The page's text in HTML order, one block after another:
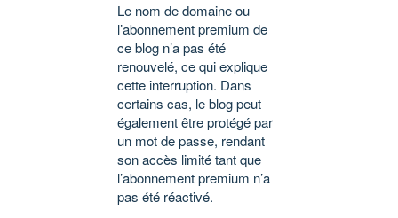
Le nom de domaine ou
l’abonnement premium de
ce blog n’a pas été
renouvelé, ce qui explique
cette interruption. Dans
certains cas, le blog peut
également être protégé par
un mot de passe, rendant
son accès limité tant que
l’abonnement premium n’a
pas été réactivé.